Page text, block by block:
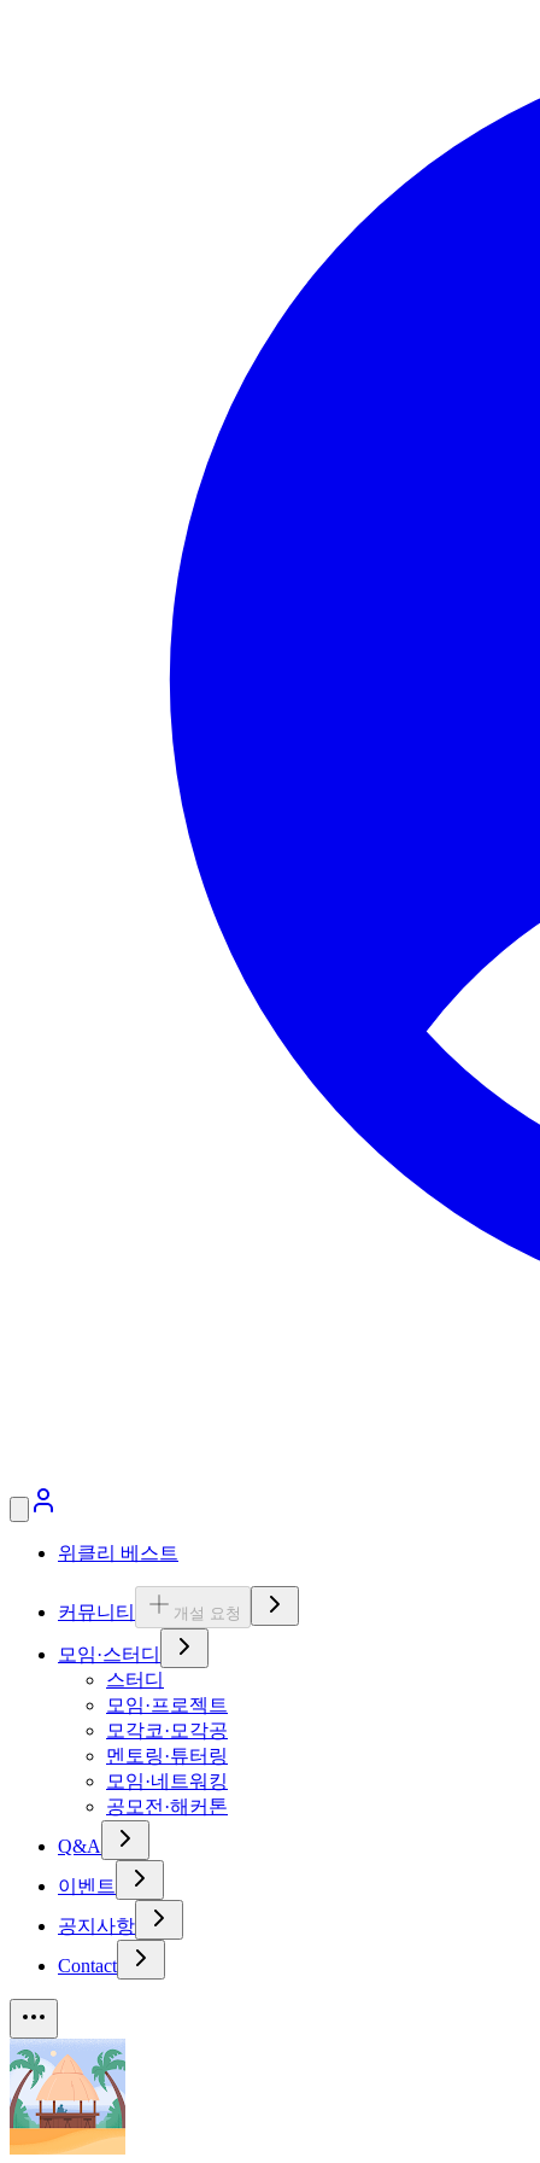
위클리 베스트
커뮤니티 개설 요청
모임·스터디
스터디
모임·프로젝트
모각코·모각공
멘토링·튜터링
모임·네트워킹
공모전·해커톤
Q&A
이벤트
공지사항
Contact